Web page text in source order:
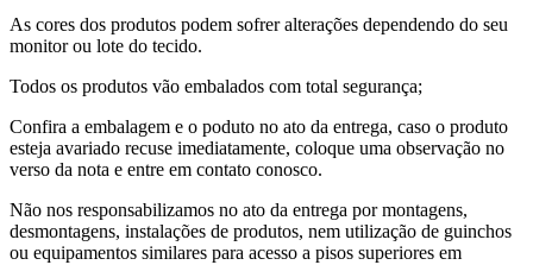
As cores dos produtos podem sofrer alterações dependendo do seu
monitor ou lote do tecido.
Todos os produtos vão embalados com total segurança;
Confira a embalagem e o poduto no ato da entrega, caso o produto
esteja avariado recuse imediatamente, coloque uma observação no
verso da nota e entre em contato conosco.
Não nos responsabilizamos no ato da entrega por montagens,
desmontagens, instalações de produtos, nem utilização de guinchos
ou equipamentos similares para acesso a pisos superiores em